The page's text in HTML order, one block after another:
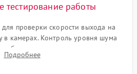
тестирование работы
проверки скорости выхода на
в камерах. Контроль уровня шума
обмерзания стенок и корректного
автоматической оттайки.
Подробнее